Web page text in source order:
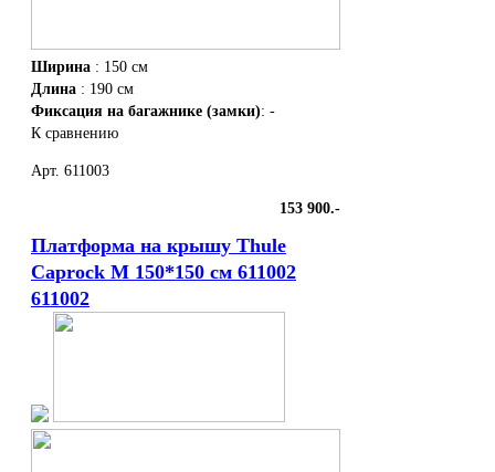
Ширина : 150 см
Длина : 190 см
Фиксация на багажнике (замки): -
К сравнению
Арт. 611003
153 900.-
Платформа на крышу Thule
Caprock M 150*150 см 611002
611002